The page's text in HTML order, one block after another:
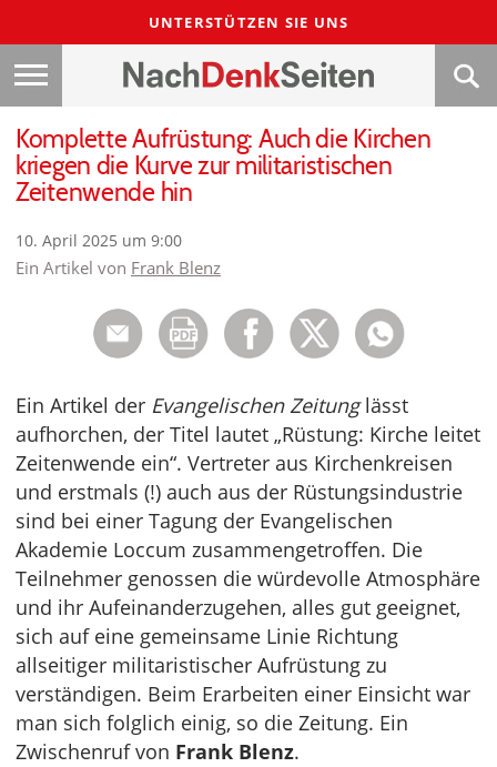
UNTERSTÜTZEN SIE UNS
Komplette Aufrüstung: Auch die Kirchen
kriegen die Kurve zur militaristischen
Zeitenwende hin
10. April 2025 um 9:00
Ein Artikel von Frank Blenz
Ein Artikel der Evangelischen Zeitunglässt
aufhorchen, der Titel lautet „Rüstung: Kirche leitet
Zeitenwende ein“. Vertreter aus Kirchenkreisen
und erstmals (!) auch aus der Rüstungsindustrie
sind bei einer Tagung der Evangelischen
Akademie Loccum zusammengetroffen. Die
Teilnehmer genossen die würdevolle Atmosphäre
und ihr Aufeinanderzugehen, alles gut geeignet,
sich auf eine gemeinsame Linie Richtung
allseitiger militaristischer Aufrüstung zu
verständigen. Beim Erarbeiten einer Einsicht war
man sich folglich einig, so die Zeitung. Ein
Zwischenruf von Frank Blenz.